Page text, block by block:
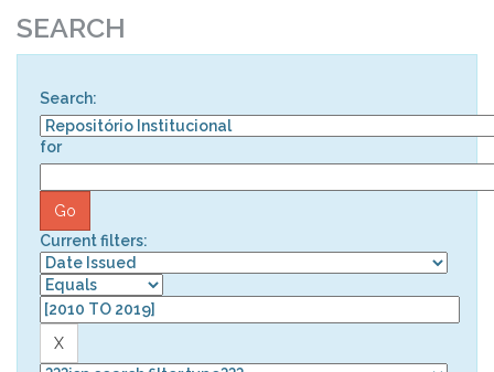
SEARCH
Search:
for
Current filters: